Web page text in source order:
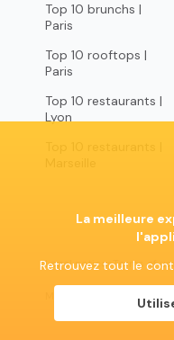
Top 10 brunchs |
Paris
Top 10 rooftops |
Paris
Top 10 restaurants |
Lyon
Legal noticesTerms of
Mapstr 2024 | All rights
La meilleure
Retrouvez tout le